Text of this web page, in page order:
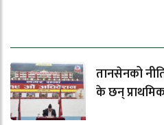
तानसेनको
के छन्